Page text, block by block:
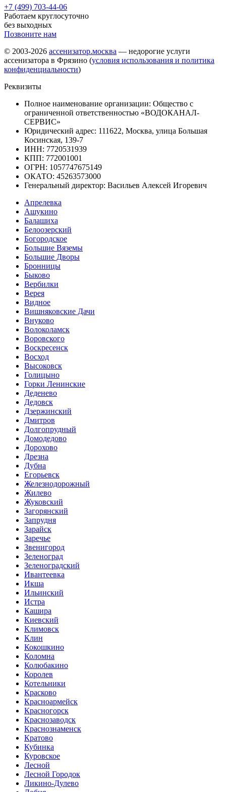
+7 (499) 703-44-06
Работаем круглосуточно
без выходных
Позвоните нам
© 2003-2026 ассенизатор.москва — недорогие услуги
ассенизатора в Фрязино (условия использования и политика
конфиденциальности)
Реквизиты
Полное наименование организации: Общество с
ограниченной ответственностью «ВОДОКАНАЛ-
СЕРВИС»
Юридический адрес: 111622, Москва, улица Большая
Косинская, 139-7
ИНН: 7720531939
КПП: 772001001
ОГРН: 1057747675149
ОКАТО: 45263573000
Генеральный директор: Васильев Алексей Игоревич
Апрелевка
Ашукино
Балашиха
Белоозерский
Богородское
Большие Вяземы
Большие Дворы
Бронницы
Быково
Вербилки
Верея
Видное
Вишняковские Дачи
Внуково
Волоколамск
Воровского
Воскресенск
Восход
Высоковск
Голицыно
Горки Ленинские
Деденево
Дедовск
Дзержинский
Дмитров
Долгопрудный
Домодедово
Дорохово
Дрезна
Дубна
Егорьевск
Железнодорожный
Жилево
Жуковский
Загорянский
Запрудня
Зарайск
Заречье
Звенигород
Зеленоград
Зеленоградский
Ивантеевка
Икша
Ильинский
Истра
Кашира
Киевский
Климовск
Клин
Кокошкино
Коломна
Колюбакино
Королев
Котельники
Красково
Красноармейск
Красногорск
Краснозаводск
Краснознаменск
Кратово
Кубинка
Куровское
Лесной
Лесной Городок
Ликино-Дулево